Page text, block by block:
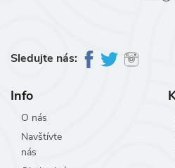
Sledujte nás:
Info
O nás
Navštívte
nás